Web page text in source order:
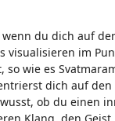
du dich auf
visualisieren im
wie es
dich auf
ob du einen